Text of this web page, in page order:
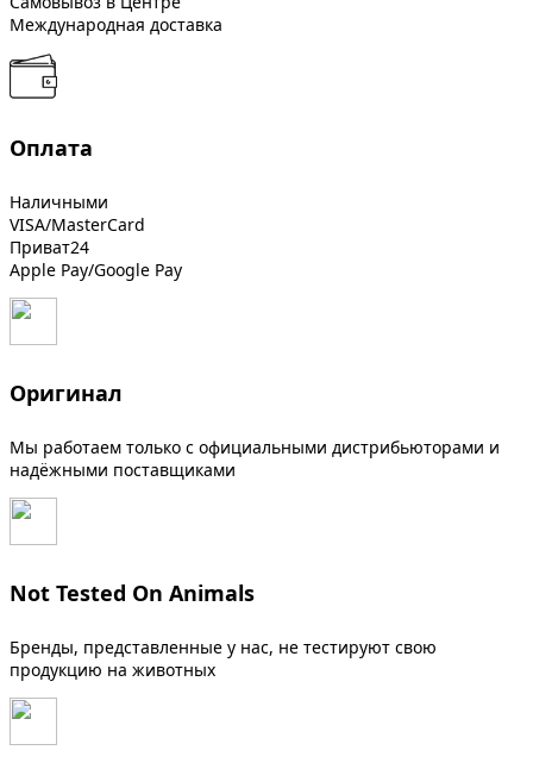
Международная доставка
Оплата
Наличными
VISA/MasterCard
Приват24
Apple Pay/Google Pay
Оригинал
Мы работаем только с официальными дистрибьюторами и
надёжными поставщиками
Not Tested On Animals
Бренды, представленные у нас, не тестируют свою
продукцию на животных